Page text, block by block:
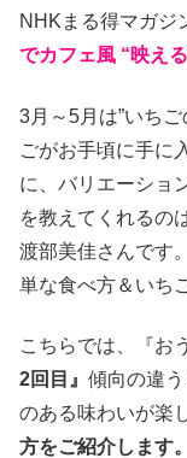
NHKまる得マガジ
でカフェ風 “映え
3月～5月は”いち
ごがお手頃に手に
に、バリエーショ
を教えてくれるの
渡部美佳さんです
単な食べ方＆いち
こちらでは、『お
2回目』 傾向の違
のある味わいが楽
方をご紹介します。